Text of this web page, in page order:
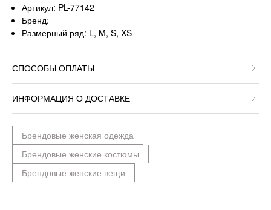
Артикул: PL-77142
Бренд:
Размерный ряд: L, M, S, XS
СПОСОБЫ ОПЛАТЫ
ИНФОРМАЦИЯ О ДОСТАВКЕ
Брендовые женская одежда
Брендовые женские костюмы
Брендовые женские вещи